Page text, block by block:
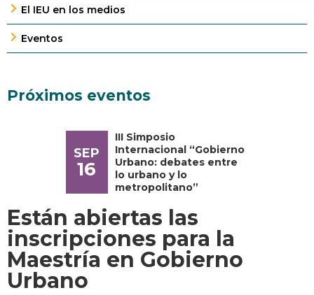
El IEU en los medios
Eventos
Próximos eventos
SEP
16
III Simposio
Internacional “Gobierno
Urbano: debates entre
lo urbano y lo
metropolitano”
Están abiertas las
inscripciones para la
Maestría en Gobierno
Urbano